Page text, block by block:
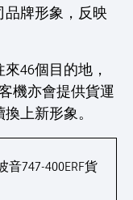
品牌形象，反映
46個目的地，
機亦會提供貨運
上新形象。
747-400ERF貨